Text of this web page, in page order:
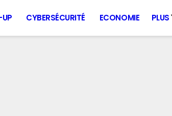
CYBERSÉCURITÉ ECONOMIE PLUS